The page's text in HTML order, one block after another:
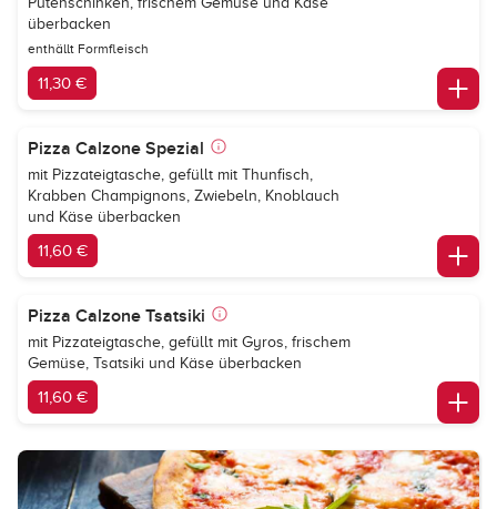
überbacken
enthällt Formfleisch
11,30 €
Pizza Calzone Spezial
mit Pizzateigtasche, gefüllt mit Thunfisch,
Krabben Champignons, Zwiebeln, Knoblauch
und Käse überbacken
11,60 €
Pizza Calzone Tsatsiki
mit Pizzateigtasche, gefüllt mit Gyros, frischem
Gemüse, Tsatsiki und Käse überbacken
11,60 €